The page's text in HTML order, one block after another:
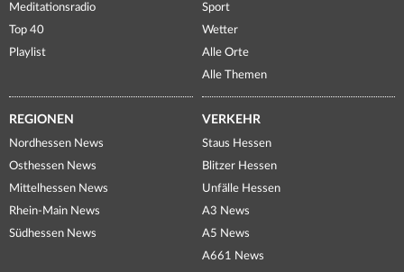
Meditationsradio
Top 40
Playlist
Sport
Wetter
Alle Orte
Alle Themen
REGIONEN
Nordhessen News
Osthessen News
Mittelhessen News
Rhein-Main News
Südhessen News
VERKEHR
Staus Hessen
Blitzer Hessen
Unfälle Hessen
A3 News
A5 News
A661 News